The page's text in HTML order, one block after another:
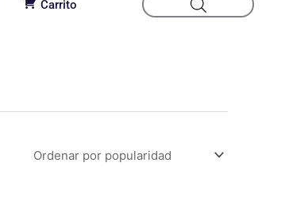
Carrito